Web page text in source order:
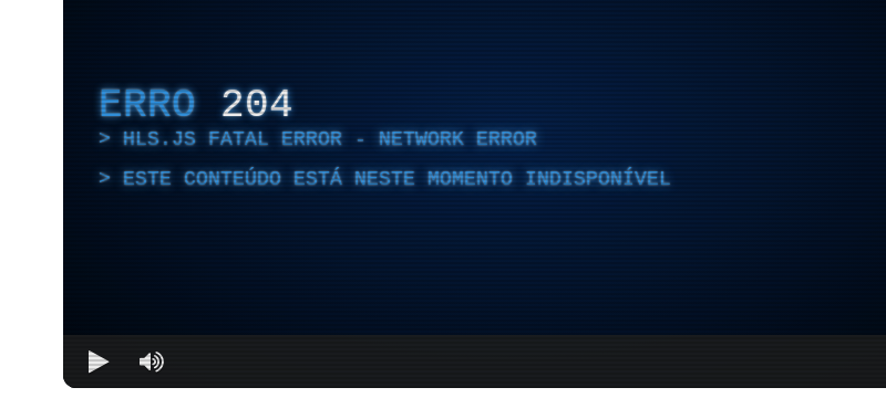
ERRO 204
HLS.JS FATAL ERROR - NETWORK ERROR
ESTE CONTEÚDO ESTÁ NESTE MOMENTO INDISPONÍVEL